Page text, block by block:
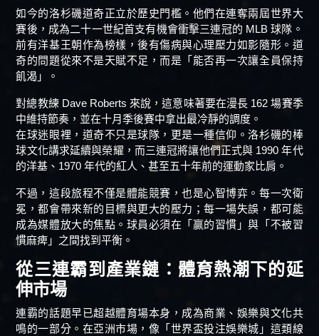
如今的洛杉磯道奇正立於歷史門檻。他們在連奪兩屆世界大
賽後，成為二十一世紀首支有機會衝擊三連冠的 MLB 球隊。
前有洋基王朝作為榜樣，後有傷病與心理壓力如影隨形。道
奇的問題從來不是天賦不足，而是「能否再一次讓全員保持
飢渴」。
對總教練 Dave Roberts 來說，這意味著要在漫長 162 場賽季
中維持節奏，並在十月季後賽中拿出最冷靜的調度。
在球迷眼裡，道奇不只是球隊，更是一種信仰。洛杉磯的棒
球文化講求延續與榮耀，而三連冠將讓他們正式與 1990 年代
的洋基、1970 年代的紅人、甚至五十年前的運動家比肩。
不過，這段旅程不僅是體能競賽，也是心智博弈。每一次衛
冕，都會帶來新的目標與更大的壓力；每一場失誤，都可能
成為媒體放大的焦點。球員必須在「贏的習慣」與「不被習
慣麻痺」之間找到平衡。
從三連霸到產業鏈：體育熱潮下的延
伸市場
連霸的話題早已超越體育場本身，成為商業、娛樂與文化共
鳴的一部分。在亞洲市場，像「世界盃投注娛樂城」這類線